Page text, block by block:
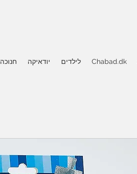
חנוכה יודאיקה לילדים Chabad.dk